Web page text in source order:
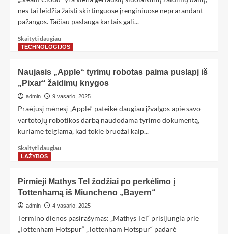
nes tai leidžia žaisti skirtinguose įrenginiuose neprarandant
pažangos. Tačiau paslauga kartais gali...
Skaityti daugiau
TECHNOLOGIJOS
Naujasis „Apple“ tyrimų robotas paima puslapį iš
„Pixar“ žaidimų knygos
admin 9 vasario, 2025
Praėjusį mėnesį „Apple“ pateikė daugiau įžvalgos apie savo
vartotojų robotikos darbą naudodama tyrimo dokumentą,
kuriame teigiama, kad tokie bruožai kaip...
Skaityti daugiau
LAŽYBOS
Pirmieji Mathys Tel žodžiai po perkėlimo į
Tottenhamą iš Miuncheno „Bayern“
admin 4 vasario, 2025
Termino dienos pasirašymas: „Mathys Tel“ prisijungia prie
„Tottenham Hotspur“ „Tottenham Hotspur“ padarė